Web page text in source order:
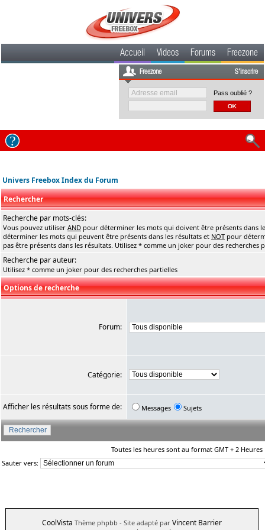
Accueil Videos Forums Freezone
Freezone S'inscrire
Pass oublié ?
Univers Freebox Index du Forum
Rechercher
Recherche par mots-clés:
Vous pouvez utiliser AND pour déterminer les mots qui doivent être présents dans
déterminer les mots qui peuvent être présents dans les résultats et NOT pour
pas être présents dans les résultats. Utilisez * comme un joker pour des recherches
Recherche par auteur:
Utilisez * comme un joker pour des recherches partielles
Options de recherche
Forum:
Catégorie:
Afficher les résultats sous forme de: Messages Sujets
Toutes les heures sont au format GMT + 2 Heures
Sauter vers:
CoolVista Thème phpbb - Site adapté par Vincent Barrier